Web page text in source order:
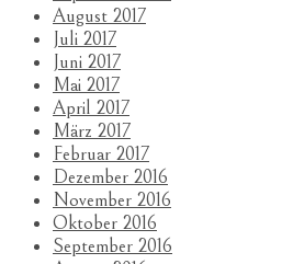
August 2017
Juli 2017
Juni 2017
Mai 2017
April 2017
März 2017
Februar 2017
Dezember 2016
November 2016
Oktober 2016
September 2016